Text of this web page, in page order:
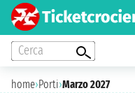
Cerca
home›Porti›Marzo 2027